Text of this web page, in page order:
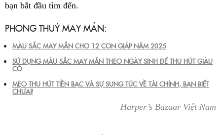
bạn bắt đầu tìm đến.
PHONG THUỶ MAY MẮN:
MÀU SẮC MAY MẮN CHO 12 CON GIÁP NĂM 2025
SỬ DỤNG MÀU SẮC MAY MẮN THEO NGÀY SINH ĐỂ THU HÚT GIÀU
CÓ
MẸO THU HÚT TIỀN BẠC VÀ SỰ SUNG TÚC VỀ TÀI CHÍNH, BẠN BIẾT
CHƯA?
Harper’s Bazaar Việt Nam